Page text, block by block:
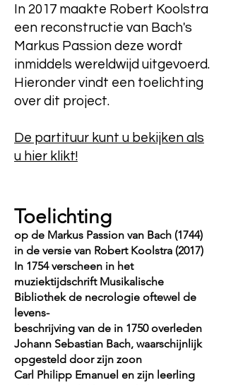
In 2017 maakte Robert Koolstra
een reconstructie van Bach's
Markus Passion deze wordt
inmiddels wereldwijd uitgevoerd.
Hieronder vindt een toelichting
over dit project.
De partituur kunt u bekijken als
u hier klikt!
Toelichting
op de Markus Passion van Bach (1744)
in de versie van Robert Koolstra (2017)
In 1754 verscheen in het
muziektijdschrift Musikalische
Bibliothek de necrologie oftewel de
levens-
beschrijving van de in 1750 overleden
Johann Sebastian Bach, waarschijnlijk
opgesteld door zijn zoon
Carl Philipp Emanuel en zijn leerling